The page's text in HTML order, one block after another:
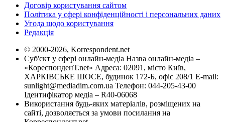
Договір користування сайтом
Політика у сфері конфіденційності і персональних даних
Угода щодо користування
Редакція
© 2000-2026, Korrespondent.net
Суб'єкт у сфері онлайн-медіа Назва онлайн-медіа –
«КореспонденТ.net» Адреса: 02091, місто Київ,
ХАРКІВСЬКЕ ШОСЕ, будинок 172-Б, офіс 208/1 E-mail:
sunlight@mediadim.com.ua Телефон: 044-205-43-00
Ідентифікатор медіа – R40-06068
Використання будь-яких матеріалів, розміщених на
сайті, дозволяється за умови посилання на